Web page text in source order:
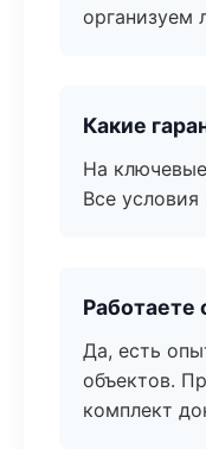
организуем
Какие
На
Все
Работаете
Да, есть
объектов.
комплект